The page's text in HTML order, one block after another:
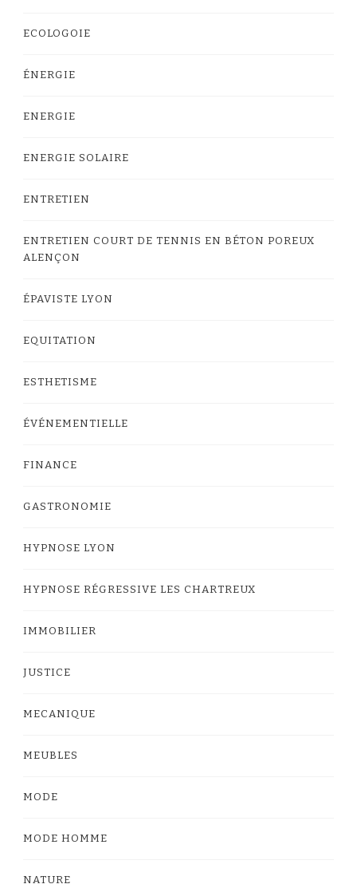
ECOLOGOIE
ÉNERGIE
ENERGIE
ENERGIE SOLAIRE
ENTRETIEN
ENTRETIEN COURT DE TENNIS EN BÉTON POREUX
ALENÇON
ÉPAVISTE LYON
EQUITATION
ESTHETISME
ÉVÉNEMENTIELLE
FINANCE
GASTRONOMIE
HYPNOSE LYON
HYPNOSE RÉGRESSIVE LES CHARTREUX
IMMOBILIER
JUSTICE
MECANIQUE
MEUBLES
MODE
MODE HOMME
NATURE